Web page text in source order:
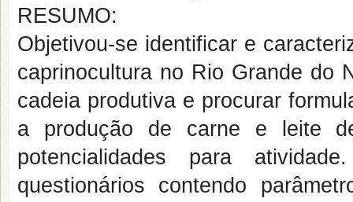
RESUMO:
Objetivou-se identificar e
caprinocultura no Rio Grande do
cadeia produtiva e procurar
a produção de carne e leite
potencialidades para
questionários contendo